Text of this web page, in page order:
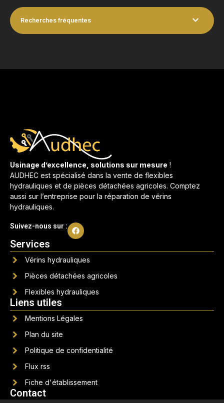
Recherches fréquentes
Usinage d’excellence, solutions sur mesure !
AUDHEC est spécialisé dans la vente de flexibles
hydrauliques et de pièces détachées agricoles. Comptez
aussi sur l’entreprise pour la réparation de vérins
hydrauliques.
Suivez-nous sur :
Services
Vérins hydrauliques
Pièces détachées agricoles
Flexibles hydrauliques
Liens utiles
Mentions Légales
Plan du site
Politique de confidentialité
Flux rss
Fiche d'établissement
Contact